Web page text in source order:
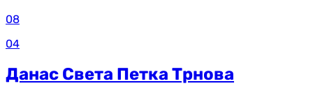
08
04
Данас Света Петка Трнова